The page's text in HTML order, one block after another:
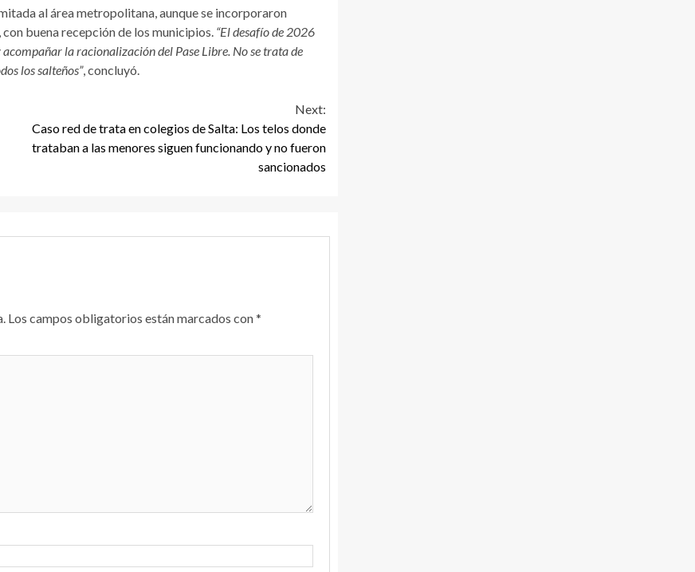
al área metropolitana, aunque se incorporaron
buena recepción de los municipios. “El desafío de 2026
la racionalización del Pase Libre. No se trata de
los salteños”, concluyó.
Next:
Caso red de trata en colegios de Salta: Los telos donde
trataban a las menores siguen funcionando y no fueron
sancionados
Los campos obligatorios están marcados con*